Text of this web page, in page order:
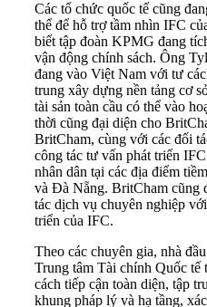
Các tổ chức quốc tế cũng
thể để hỗ trợ tầm nhìn IFC
biết tập đoàn KPMG đang
vận động chính sách. Ông
đang vào Việt Nam với tư
trung xây dựng nền tảng cơ
tài sản toàn cầu có thể vào
thời cũng đại diện cho
BritCham, cùng với các đối
công tác tư vấn phát triển
nhân dân tại các địa điểm
và Đà Nẵng. BritCham cũng
tác dịch vụ chuyên nghiệp
triển của IFC.
Theo các chuyên gia, nhà
Trung tâm Tài chính Quốc
cách tiếp cận toàn diện, tập
khung pháp lý và hạ tầng,